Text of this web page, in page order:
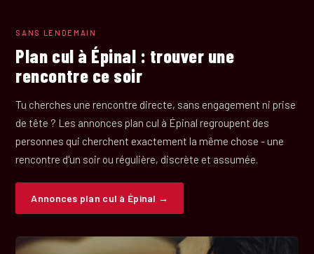
SANS LENDEMAIN
Plan cul à Épinal : trouver une
rencontre ce soir
Tu cherches une rencontre directe, sans engagement ni prise
de tête ? Les annonces plan cul à Épinal regroupent des
personnes qui cherchent exactement la même chose - une
rencontre d'un soir ou régulière, discrète et assumée.
Annonces plan cul à Épinal →